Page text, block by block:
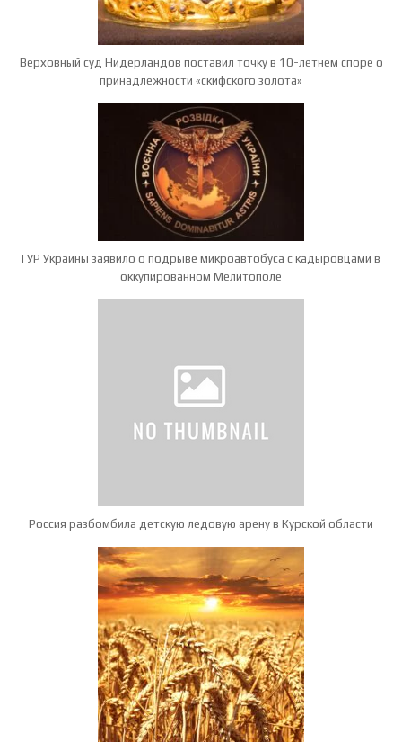
Верховный суд Нидерландов поставил точку в 10-летнем споре о
принадлежности «скифского золота»
ГУР Украины заявило о подрыве микроавтобуса с кадыровцами в
оккупированном Мелитополе
Россия разбомбила детскую ледовую арену в Курской области